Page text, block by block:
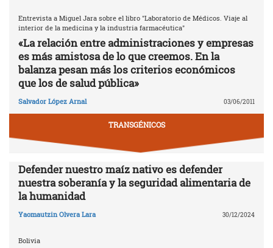
Entrevista a Miguel Jara sobre el libro "Laboratorio de Médicos. Viaje al
interior de la medicina y la industria farmacéutica"
«La relación entre administraciones y empresas
es más amistosa de lo que creemos. En la
balanza pesan más los criterios económicos
que los de salud pública»
Salvador López Arnal 03/06/2011
TRANSGÉNICOS
Defender nuestro maíz nativo es defender
nuestra soberanía y la seguridad alimentaria de
la humanidad
Yaomautzin Olvera Lara 30/12/2024
Bolivia